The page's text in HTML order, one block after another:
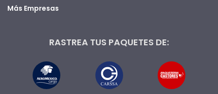
Más Empresas
RASTREA TUS PAQUETES DE: